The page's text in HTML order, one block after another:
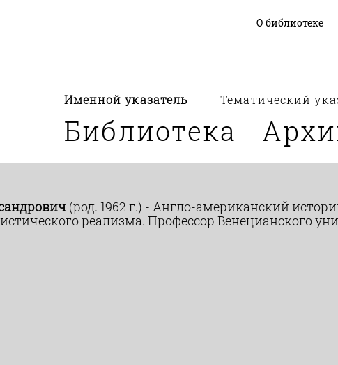
О библиотеке
Именной указатель Тематический
Библиотека
(род. 1962 г.) - Англо-американский
реализма. Профессор Венецианского